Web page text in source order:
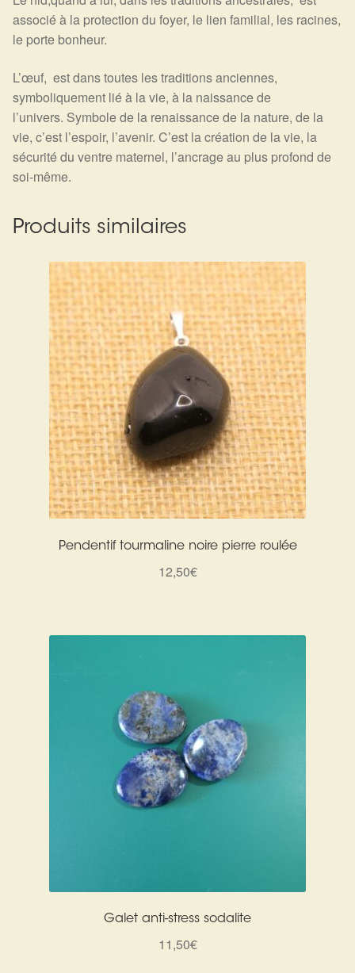
associé à la protection du foyer, le lien familial, les racines,
le porte bonheur.
L’œuf, est dans toutes les traditions anciennes,
symboliquement lié à la vie, à la naissance de
l’univers. Symbole de la renaissance de la nature, de la
vie, c’est l’espoir, l’avenir. C’est la création de la vie, la
sécurité du ventre maternel, l’ancrage au plus profond de
soi-même.
Produits similaires
Pendentif tourmaline noire pierre roulée
12,50€
Galet anti-stress sodalite
11,50€